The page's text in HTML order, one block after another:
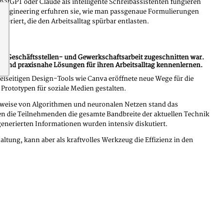
Geschäftsstellen- und Gewerkschaftsarbeit zugeschnitten war.
praxisnahe Lösungen für ihren Arbeitsalltag kennenlernen.
oder Claude als intelligente Schreibassistenten fungieren
erfuhren sie, wie man passgenaue Formulierungen
die den Arbeitsalltag spürbar entlasten.
Design-Tools wie Canva eröffnete neue Wege für die
für soziale Medien gestalten.
von Algorithmen und neuronalen Netzen stand das
Teilnehmenden die gesamte Bandbreite der aktuellen Technik
Informationen wurden intensiv diskutiert.
kann aber als kraftvolles Werkzeug die Effizienz in den